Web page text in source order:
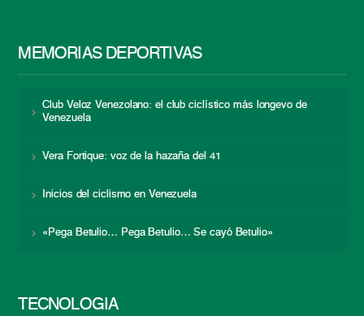
MEMORIAS DEPORTIVAS
Club Veloz Venezolano: el club ciclístico más longevo de
Venezuela
Vera Fortique: voz de la hazaña del 41
Inicios del ciclismo en Venezuela
«Pega Betulio… Pega Betulio… Se cayó Betulio»
TECNOLOGÍA